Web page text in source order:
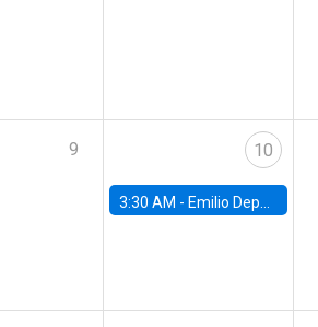
9 10
3:30 AM - Emilio Depetris-Chauvín, Universidad Católica